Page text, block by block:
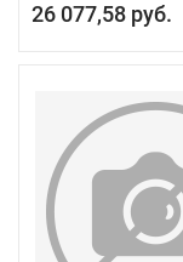
26 077,58 руб.